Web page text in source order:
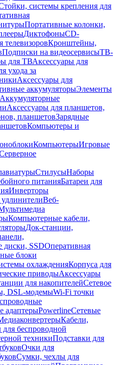
системы крепления для
Портативные колонки,
ДиктофоныCD-
телевизоровКронштейны,
Подписки на видеосервисыТВ-
для ТВАксессуары для
ухода за
Аксессуары для
аккумуляторыЭлементы
Аккумуляторные
Аксессуары для планшетов,
планшетовЗарядные
Компьютеры и
КомпьютерыИгровые
СтилусыНаборы
питанияБатареи для
Инверторы
Веб-
Компьютерные кабели,
Док-станции,
диски, SSDОперативная
блоки
охлажденияКорпуса для
приводыАксессуары
для накопителейСетевое
DSL-модемыWi-Fi точки
адаптерыPowerlineСетевые
Кабели,
беспроводной
техникиПодставки для
Очки для
Сумки, чехлы для